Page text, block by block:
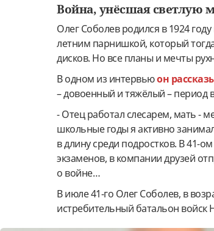
Война, унёсшая светлую
Олег Соболев родился в 1924
летним парнишкой, который
дисков. Но все планы и мечты
В одном из интервьюон
– довоенный и тяжёлый – период
- Отец работал слесарем, мать -
школьные годы я активно
в длину среди подростков. В 41-
экзаменов, в компании друзей
о войне…
В июле 41-го Олег Соболев, в
истребительный батальон войск